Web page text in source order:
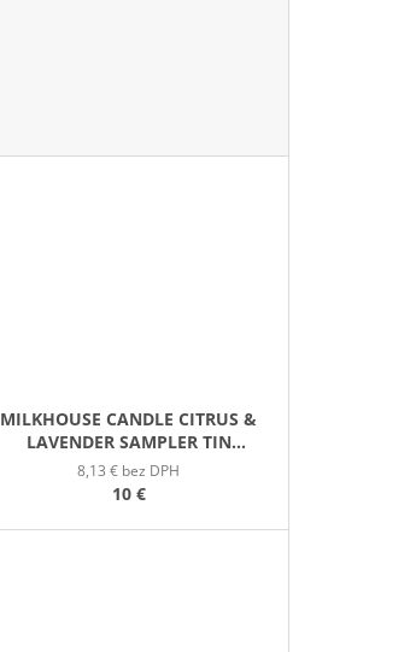
MILKHOUSE CANDLE CITRUS &
LAVENDER SAMPLER TIN
VONNÁ SVIEČKA V
PLECHOVIČKE 42G
8,13 € bez DPH
10 €